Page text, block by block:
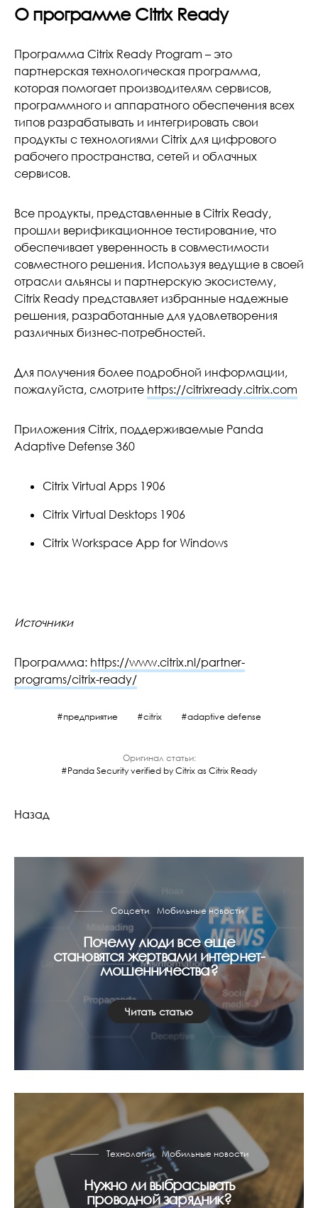
О программе Citrix Ready
Программа Citrix Ready Program – это
партнерская технологическая программа,
которая помогает производителям сервисов,
программного и аппаратного обеспечения всех
типов разрабатывать и интегрировать свои
продукты с технологиями Citrix для цифрового
рабочего пространства, сетей и облачных
сервисов.
Все продукты, представленные в Citrix Ready,
прошли верификационное тестирование, что
обеспечивает уверенность в совместимости
совместного решения. Используя ведущие в своей
отрасли альянсы и партнерскую экосистему,
Citrix Ready представляет избранные надежные
решения, разработанные для удовлетворения
различных бизнес-потребностей.
Для получения более подробной информации,
пожалуйста, смотрите https://citrixready.citrix.com
Приложения Citrix, поддерживаемые Panda
Adaptive Defense 360
Citrix Virtual Apps 1906
Citrix Virtual Desktops 1906
Citrix Workspace App for Windows
Источники
Программа: https://www.citrix.nl/partner-
programs/citrix-ready/
предприятие citrix adaptive defense
Оригинал статьи:
Panda Security verified by Citrix as Citrix Ready
Назад
Соцсети Мобильные новости
Почему люди все еще
становятся жертвами интернет-
мошенничества?
Читать статью
Технологии Мобильные новости
Нужно ли выбрасывать
проводной зарядник?